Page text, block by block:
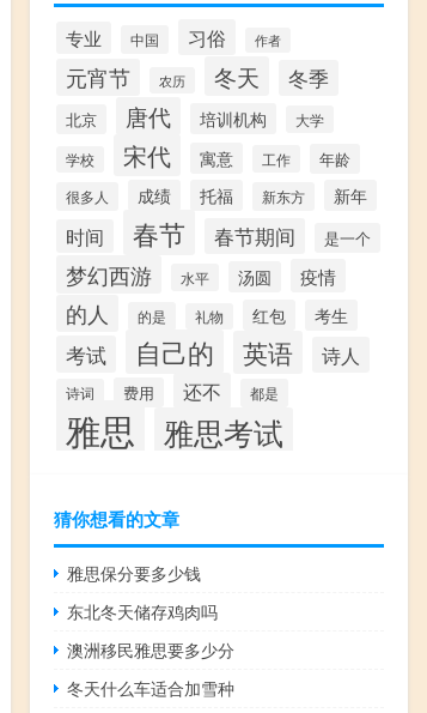
专业 中国 习俗 作者
元宵节 农历 冬天 冬季
北京 唐代 培训机构 大学
学校 宋代 寓意 工作 年龄
很多人 成绩 托福 新东方 新年
时间 春节 春节期间 是一个
梦幻西游 水平 汤圆 疫情
的人 的是 礼物 红包 考生
考试 自己的 英语 诗人
诗词 费用 还不 都是
雅思 雅思考试
猜你想看的文章
雅思保分要多少钱
东北冬天储存鸡肉吗
澳洲移民雅思要多少分
冬天什么车适合加雪种